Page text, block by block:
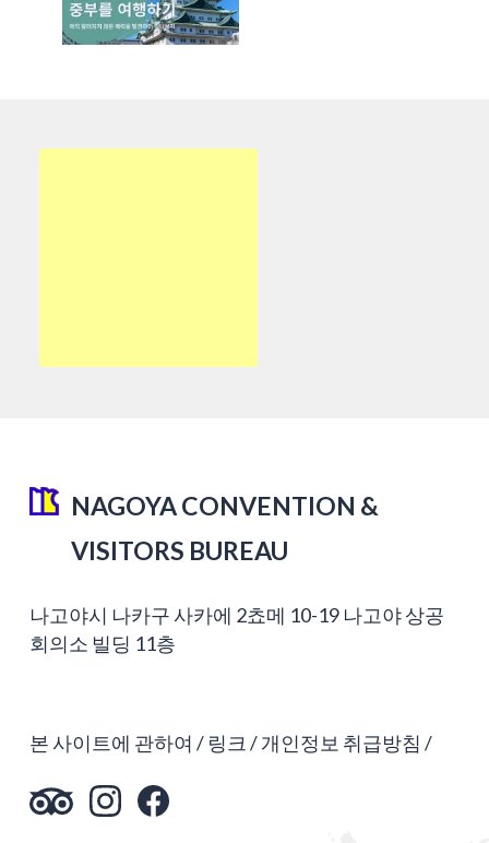
NAGOYA CONVENTION &
VISITORS BUREAU
나고야시 나카구 사카에 2쵸메 10-19 나고야 상공
회의소 빌딩 11층
본 사이트에 관하여 링크 개인정보 취급방침